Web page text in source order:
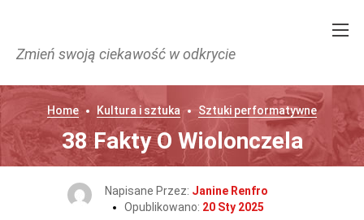
Zmień swoją ciekawość w odkrycie
Home Kultura i sztuka Sztuki performatywne
38 Fakty O Wiolonczela
Napisane Przez: Janine Renfro
Opublikowano: 20 Sty 2025